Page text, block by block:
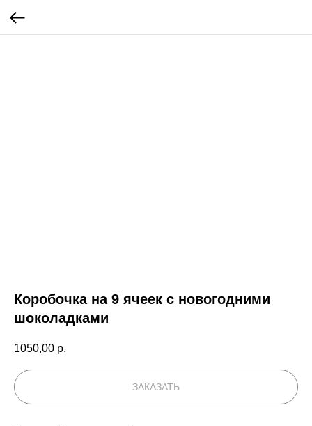
Коробочка на 9 ячеек с новогодними
шоколадками
1050,00 р.
ЗАКАЗАТЬ